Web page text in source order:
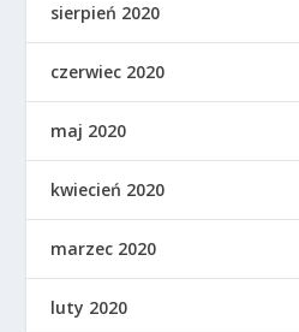
sierpień 2020
czerwiec 2020
maj 2020
kwiecień 2020
marzec 2020
luty 2020